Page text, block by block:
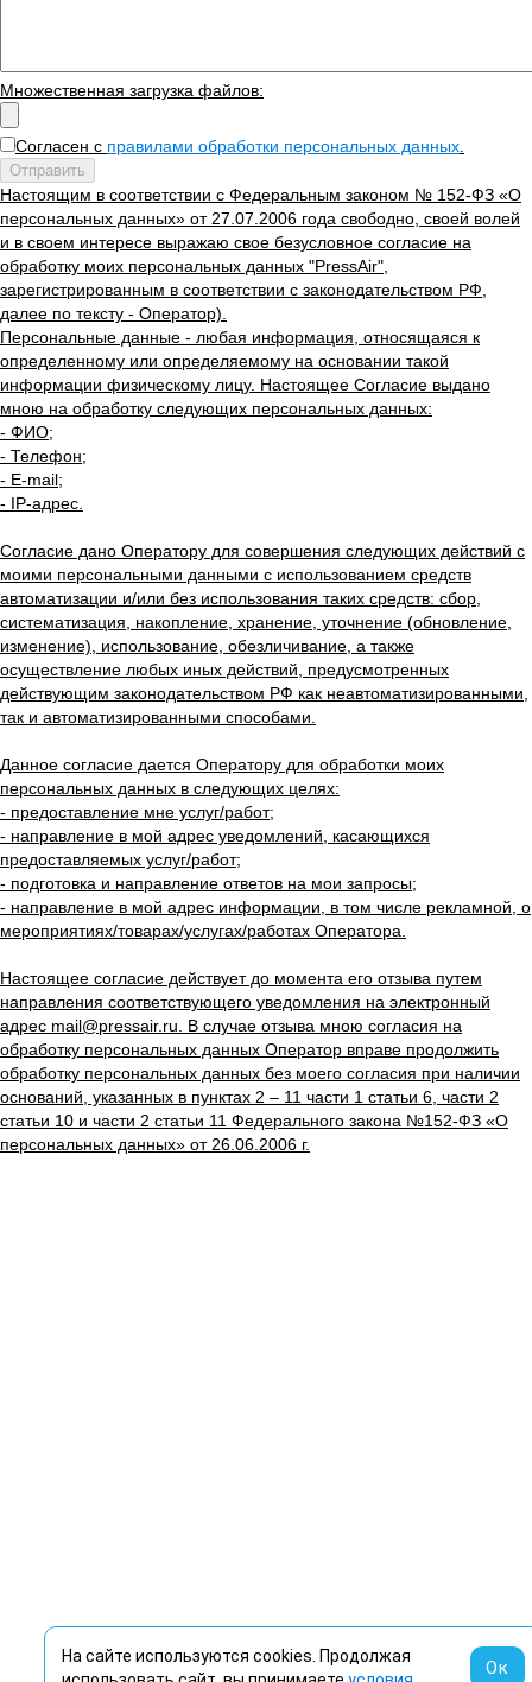
Множественная загрузка файлов:
Согласен с правилами обработки персональных данных
Отправить
Настоящим в соответствии с Федеральным законом № 152-ФЗ «О
персональных данных» от 27.07.2006 года свободно, своей волей
и в своем интересе выражаю свое безусловное согласие на
обработку моих персональных данных "PressAir",
зарегистрированным в соответствии с законодательством РФ,
далее по тексту - Оператор).
Персональные данные - любая информация, относящаяся к
определенному или определяемому на основании такой
информации физическому лицу. Настоящее Согласие выдано
мною на обработку следующих персональных данных:
- ФИО;
- Телефон;
- E-mail;
- IP-адрес.
Согласие дано Оператору для совершения следующих действий с
моими персональными данными с использованием средств
автоматизации и/или без использования таких средств: сбор,
систематизация, накопление, хранение, уточнение (обновление,
изменение), использование, обезличивание, а также
осуществление любых иных действий, предусмотренных
действующим законодательством РФ как неавтоматизированными,
так и автоматизированными способами.
Данное согласие дается Оператору для обработки моих
персональных данных в следующих целях:
- предоставление мне услуг/работ;
- направление в мой адрес уведомлений, касающихся
предоставляемых услуг/работ;
- подготовка и направление ответов на мои запросы;
- направление в мой адрес информации, в том числе рекламной, о
мероприятиях/товарах/услугах/работах Оператора.
Настоящее согласие действует до момента его отзыва путем
направления соответствующего уведомления на электронный
адрес mail@pressair.ru. В случае отзыва мною согласия на
обработку персональных данных Оператор вправе продолжить
обработку персональных данных без моего согласия при наличии
оснований, указанных в пунктах 2 – 11 части 1 статьи 6, части 2
статьи 10 и части 2 статьи 11 Федерального закона №152-ФЗ «О
персональных данных» от 26.06.2006 г.
На сайте используются cookies. Продолжая
Ок